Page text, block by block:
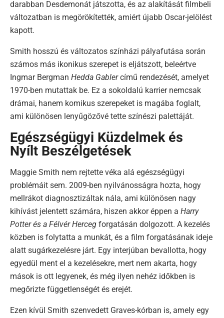
darabban Desdemonát játszotta, és az alakítását filmbeli
változatban is megörökítették, amiért újabb Oscar-jelölést
kapott.
Smith hosszú és változatos színházi pályafutása során
számos más ikonikus szerepet is eljátszott, beleértve
Ingmar Bergman Hedda Gablercímű rendezését, amelyet
1970-ben mutattak be. Ez a sokoldalú karrier nemcsak
drámai, hanem komikus szerepeket is magába foglalt,
ami különösen lenyűgözővé tette színészi palettáját.
Egészségügyi Küzdelmek és
Nyílt Beszélgetések
Maggie Smith nem rejtette véka alá egészségügyi
problémáit sem. 2009-ben nyilvánosságra hozta, hogy
mellrákot diagnosztizáltak nála, ami különösen nagy
kihívást jelentett számára, hiszen akkor éppen a Harry
Potter és a Félvér Herceg forgatásán dolgozott. A kezelés
közben is folytatta a munkát, és a film forgatásának ideje
alatt sugárkezelésre járt. Egy interjúban bevallotta, hogy
egyedül ment el a kezelésekre, mert nem akarta, hogy
mások is ott legyenek, és még ilyen nehéz időkben is
megőrizte függetlenségét és erejét.
Ezen kívül Smith szenvedett Graves-kórban is, amely egy